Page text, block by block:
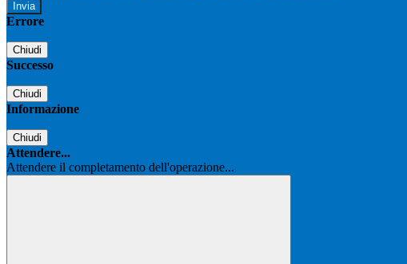
Errore
Chiudi
Successo
Chiudi
Informazione
Chiudi
Attendere...
Attendere il completamento dell'operazione...